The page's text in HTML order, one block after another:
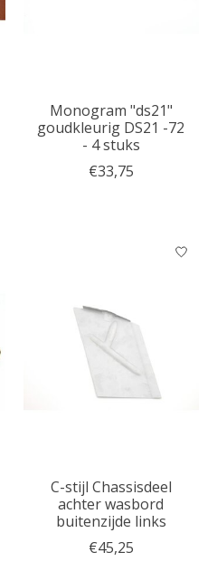
Monogram "ds21"
goudkleurig DS21 -72
- 4 stuks
€33,75
C-stijl Chassisdeel
achter wasbord
buitenzijde links
€45,25